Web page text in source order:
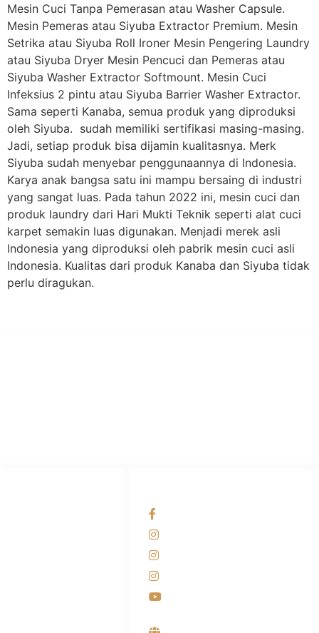
Mesin Cuci Tanpa Pemerasan atau Washer Capsule.
Mesin Pemeras atau Siyuba Extractor Premium. Mesin
Setrika atau Siyuba Roll Ironer Mesin Pengering Laundry
atau Siyuba Dryer Mesin Pencuci dan Pemeras atau
Siyuba Washer Extractor Softmount. Mesin Cuci
Infeksius 2 pintu atau Siyuba Barrier Washer Extractor.
Sama seperti Kanaba, semua produk yang diproduksi
oleh Siyuba. sudah memiliki sertifikasi masing-masing.
Jadi, setiap produk bisa dijamin kualitasnya. Merk
Siyuba sudah menyebar penggunaannya di Indonesia.
Karya anak bangsa satu ini mampu bersaing di industri
yang sangat luas. Pada tahun 2022 ini, mesin cuci dan
produk laundry dari Hari Mukti Teknik seperti alat cuci
karpet semakin luas digunakan. Menjadi merek asli
Indonesia yang diproduksi oleh pabrik mesin cuci asli
Indonesia. Kualitas dari produk Kanaba dan Siyuba tidak
perlu diragukan.